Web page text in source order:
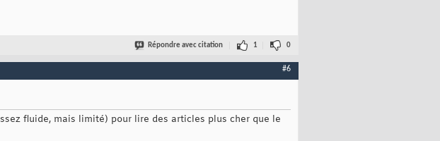
Répondre avec citation 1 0
#6
fluide, mais limité) pour lire des articles plus cher que le